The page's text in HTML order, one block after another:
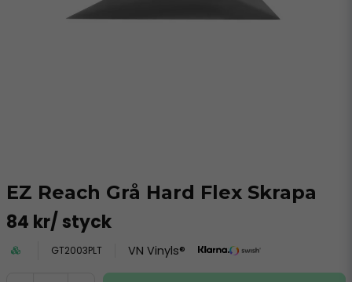
EZ Reach Grå Hard Flex Skrapa
84 kr/ styck
GT2003PLT VN Vinyls®